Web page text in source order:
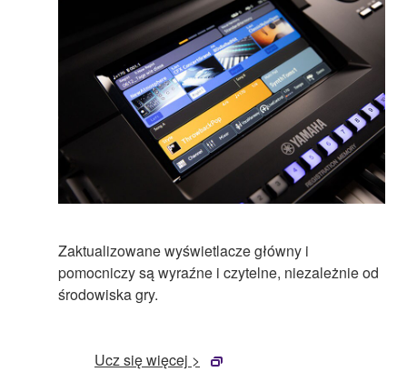
Zaktualizowane wyświetlacze główny i
pomocniczy są wyraźne i czytelne, niezależnie od
środowiska gry.
Ucz się więcej >